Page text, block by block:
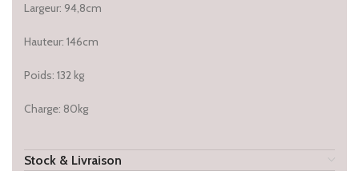
Largeur: 94,8cm
Hauteur: 146cm
Poids: 132 kg
Charge: 80kg
Stock & Livraison